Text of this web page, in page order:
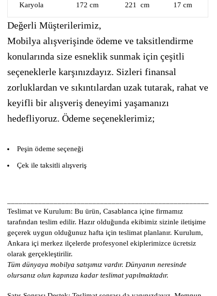
Karyola 172 cm 221 cm 17 cm
Değerli Müşterilerimiz,
Mobilya alışverişinde ödeme ve taksitlendirme
konularında size esneklik sunmak için çeşitli
seçeneklerle karşınızdayız. Sizleri finansal
zorluklardan ve sıkıntılardan uzak tutarak, rahat ve
keyifli bir alışveriş deneyimi yaşamanızı
hedefliyoruz. Ödeme seçeneklerimiz;
Peşin ödeme seçeneği
Çek ile taksitli alışveriş
Teslimat ve Kurulum: Bu ürün, Casablanca içine firmamız
tarafından teslim edilir. Hazır olduğunda ekibimiz sizinle iletişime
geçerek uygun olduğunuz hafta için teslimat planlanır. Kurulum,
Ankara içi merkez ilçelerde profesyonel ekiplerimizce ücretsiz
olarak gerçekleştirilir.
Tüm dünyaya mobilya satışımız vardır. Dünyanın neresinde
olursanız olun kapınıza kadar teslimat yapılmaktadır.